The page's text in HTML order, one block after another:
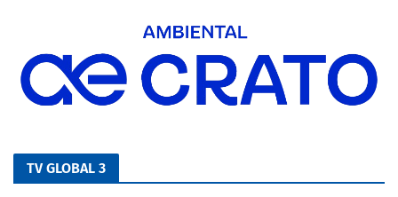
TV GLOBAL 3